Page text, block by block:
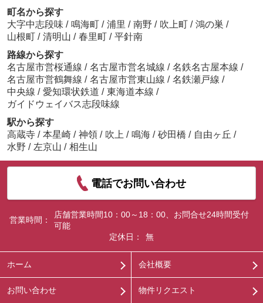
町名から探す
大字中志段味 / 鳴海町 / 浦里 / 南野 / 吹上町 / 鴻の巣 /
山根町 / 清明山 / 春里町 / 平針南
路線から探す
名古屋市営桜通線 / 名古屋市営名城線 / 名鉄名古屋本線 /
名古屋市営鶴舞線 / 名古屋市営東山線 / 名鉄瀬戸線 /
中央線 / 愛知環状鉄道 / 東海道本線 /
ガイドウェイバス志段味線
駅から探す
高蔵寺 / 本星崎 / 神領 / 吹上 / 鳴海 / 砂田橋 / 自由ヶ丘 /
水野 / 左京山 / 相生山
電話でお問い合わせ
営業時間：
店舗営業時間10：00～18：00、お問合せ24時間受付
可能
定休日：
無
ホーム 会社概要
お問い合わせ 物件リクエスト